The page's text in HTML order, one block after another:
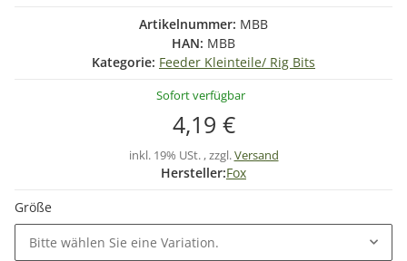
Artikelnummer: MBB
HAN: MBB
Kategorie: Feeder Kleinteile/ Rig Bits
Sofort verfügbar
4,19 €
inkl. 19% USt. , zzgl.Versand
Hersteller:Fox
Größe
Bitte wählen Sie eine Variation.